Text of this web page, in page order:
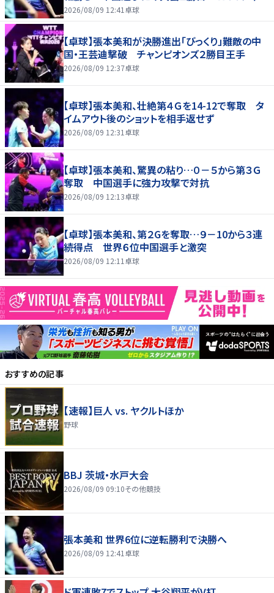
ピオンズ横浜
2026/08/09 12:41 卓球
【卓球】張本美和が決勝進出「びっくり」難敵の中
国・王芸迪撃破 チャンピオンズ２勝目王手
2026/08/09 12:37卓球
【卓球】張本美和、壮絶第４Ｇを14-12で奪取 タ
イムアウト後のショットを相手返せず
2026/08/09 12:31 卓球
【卓球】張本美和、驚異の粘り…０－５から第３Ｇ
奪取 中国選手に強力攻撃で対抗
2026/08/09 12:13卓球
【卓球】張本美和、第２Gを奪取…９－10から３連
続得点 世界６位中国選手と激突
2026/08/09 12:11 卓球
おすすめの記事
【速報】巨人 vs. ヤクルトほか
野球
BBJ 茨城・水戸大会
2026/08/09 09:10その他競技
張本美和 世界6位に逆転勝利で決勝へ
2026/08/09 12:41 卓球